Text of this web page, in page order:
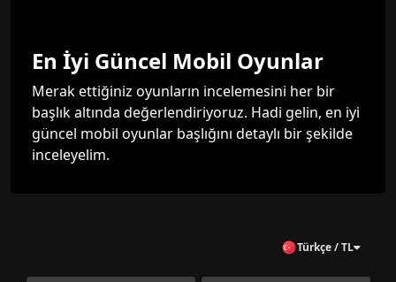
En İyi Güncel Mobil Oyunlar
Merak ettiğiniz oyunların incelemesini her bir
başlık altında değerlendiriyoruz. Hadi gelin, en iyi
güncel mobil oyunlar başlığını detaylı bir şekilde
inceleyelim.
Türkçe / TL